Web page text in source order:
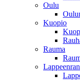
Oulu
Kuopio
Rauma